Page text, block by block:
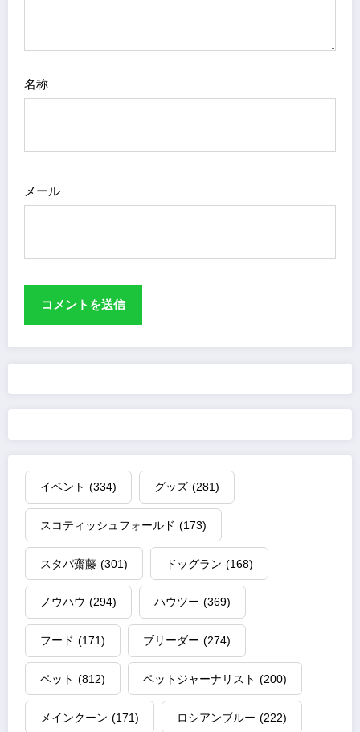
名称
メール
イベント (334) グッズ (281)
スコティッシュフォールド (173)
スタパ齋藤 (301) ドッグラン (168)
ノウハウ (294) ハウツー (369)
フード (171) ブリーダー (274)
ペット (812) ペットジャーナリスト (200)
メインクーン (171) ロシアンブルー (222)